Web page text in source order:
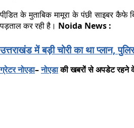
पीडि़त के मुताबिक मामूरा के पंछी साइबर कैफे
पड़ताल कर रही है। Noida News :
उत्तराखंड में बड़ी चोरी का था प्लान,
ग्रेटरनोएडा–नोएडाकीखबरोंसेअपडेटरहने